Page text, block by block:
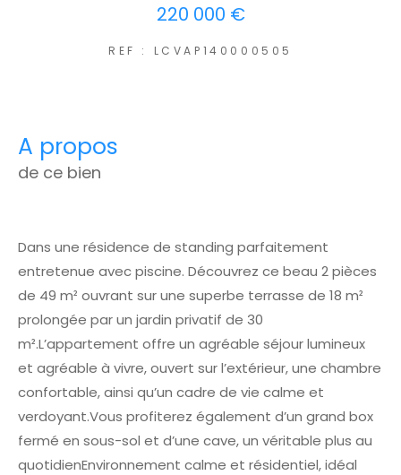
220 000 €
REF : LCVAP140000505
a propos
de ce bien
Dans une résidence de standing parfaitement
entretenue avec piscine. Découvrez ce beau 2 pièces
de 49 m² ouvrant sur une superbe terrasse de 18 m²
prolongée par un jardin privatif de 30
m².L’appartement offre un agréable séjour lumineux
et agréable à vivre, ouvert sur l’extérieur, une chambre
confortable, ainsi qu’un cadre de vie calme et
verdoyant.Vous profiterez également d’un grand box
fermé en sous-sol et d’une cave, un véritable plus au
quotidienEnvironnement calme et résidentiel, idéal